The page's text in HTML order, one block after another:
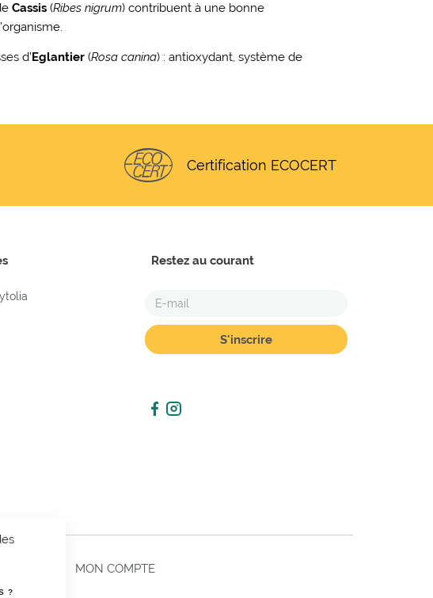
Cassis(Ribes nigrum) contribuent à une bonne
d’Eglantier(Rosa canina) : antioxydant, système de
Certification ECOCERT
Restez au courant
E-
MON COMPTE
?